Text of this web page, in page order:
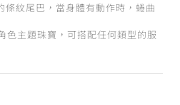
條紋尾巴，當身體有動作時，蜷曲
色主題珠寶，可搭配任何類型的服